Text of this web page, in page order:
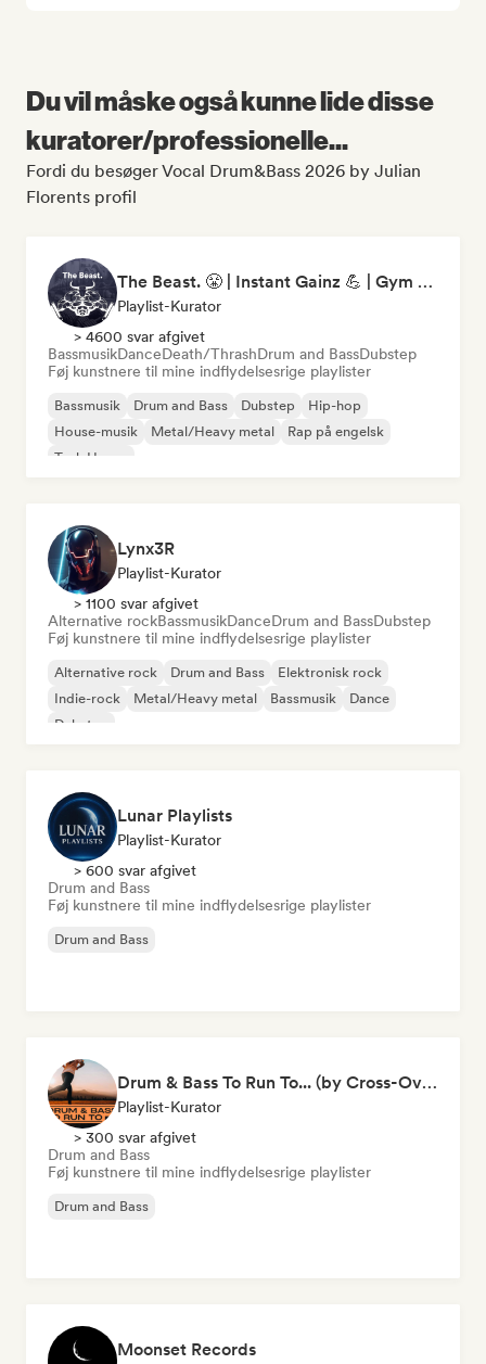
Du vil måske også kunne lide disse
kuratorer/professionelle...
Fordi du besøger Vocal Drum&Bass 2026 by Julian
Florents profil
The Beast. 😤 | Instant Gainz 💪 | Gym Workout & Motivation Music 🏋️
Playlist-Kurator
> 4600 svar afgivet
BassmusikDanceDeath/ThrashDrum and BassDubstep
Føj kunstnere til mine indflydelsesrige playlister
Bassmusik Drum and Bass Dubstep
Hip-hop
House-musik
Metal/Heavy metal
Rap på engelsk
Tech House
Lynx3R
Playlist-Kurator
> 1100 svar afgivet
Alternative rockBassmusikDanceDrum and BassDubstep
Føj kunstnere til mine indflydelsesrige playlister
Alternative rock Drum and Bass
Elektronisk rock
Indie-rock
Metal/Heavy metal Bassmusik
Dance
Dubstep
Lunar Playlists
Playlist-Kurator
> 600 svar afgivet
Drum and Bass
Føj kunstnere til mine indflydelsesrige playlister
Drum and Bass
Drum & Bass To Run To... (by Cross-Over)
Playlist-Kurator
> 300 svar afgivet
Drum and Bass
Føj kunstnere til mine indflydelsesrige playlister
Drum and Bass
Moonset Records